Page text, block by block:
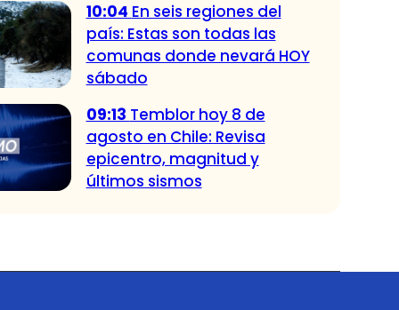
10:04 En seis regiones del
país: Estas son todas las
comunas donde nevará HOY
sábado
09:13 Temblor hoy 8 de
agosto en Chile: Revisa
epicentro, magnitud y
últimos sismos